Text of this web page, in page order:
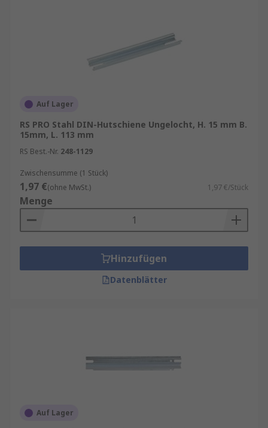
Auf Lager
RS PRO Stahl DIN-Hutschiene Ungelocht, H. 15 mm B.
15mm, L. 113 mm
RS Best.-Nr. 248-1129
Zwischensumme (1 Stück)
1,97 €(ohne MwSt.) 1,97 €/Stück
Menge
Hinzufügen
Datenblätter
Auf Lager